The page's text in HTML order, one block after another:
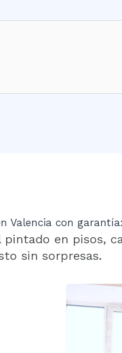
Valencia con
en pisos,
sin sorpresas.